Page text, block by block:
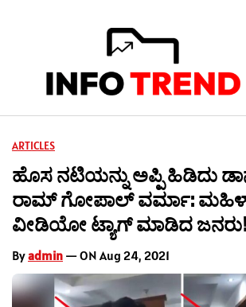
ARTICLES
ಹೊಸ ನಟಿಯನ್ನು ಅಪ್ಪಿ ಹಿಡಿದು
ರಾಮ್ ಗೋಪಾಲ್ ವರ್ಮಾ:
ವೀಡಿಯೋ ಟ್ಯಾಗ್ ಮಾಡಿದ
Byadmin — ON Aug 24, 2021